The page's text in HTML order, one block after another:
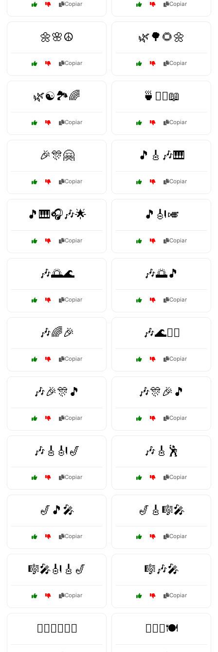
Copiar Copiar
🌼🌸☮️
Copiar
🌿🌳🌻🌼
Copiar
🌿☯️🏞️🌈
Copiar
🍵🧘‍♀️📖
Copiar
🎉🎊🤗
Copiar
🎵🎸🎶🎹
Copiar
🎵🎹🎧🎶🌟
Copiar
🎵🎻🎺
Copiar
🎶🌅🌊
Copiar
🎶🌅🎵
Copiar
🎶🌈🎉
Copiar
🎶🌊🏄‍♂️
Copiar
🎶🎉🎊🎵
Copiar
🎶🎊🎉🎵
Copiar
🎶🎸🎻🎷
Copiar
🎶🎸🕺
Copiar
🎷🎵🎤
Copiar
🎷🎸🎼🎤
Copiar
🎼🎤🎻🎸🎷
Copiar
🎼🎶🎤
Copiar
🏋️‍♀️🧘‍♀️🍏🥗 🏋️‍♂️🥦🍽️